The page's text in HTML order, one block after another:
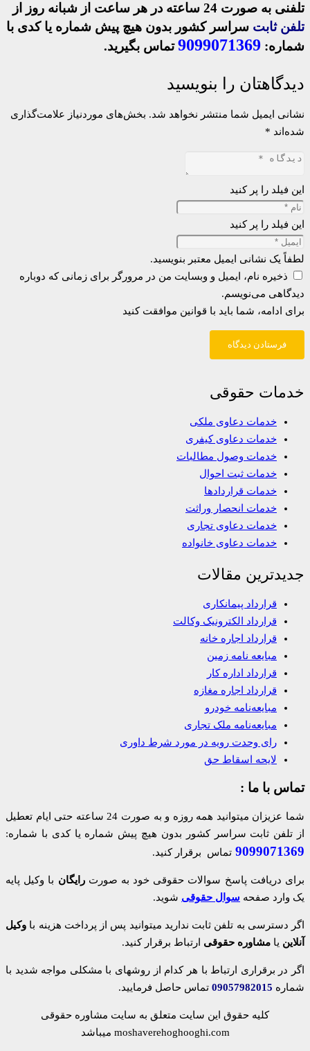
تلفنی به صورت 24 ساعته در هر ساعت از شبانه روز از
تلفن ثابت سراسر کشور بدون هیچ پیش شماره یا کدی با
شماره: 9099071369تماس بگیرید.
دیدگاهتان را بنویسید
نشانی ایمیل شما منتشر نخواهد شد. بخش‌های موردنیاز علامت‌گذاری
شده‌اند *
این فیلد را پر کنید
این فیلد را پر کنید
لطفاً یک نشانی ایمیل معتبر بنویسید.
ذخیره نام، ایمیل و وبسایت من در مرورگر برای زمانی که دوباره
دیدگاهی می‌نویسم.
برای ادامه، شما باید با قوانین موافقت کنید
فرستادن دیدگاه
خدمات حقوقی
خدمات دعاوی ملکی
خدمات دعاوی کیفری
خدمات وصول مطالبات
خدمات ثبت احوال
خدمات قراردادها
خدمات انحصار وراثت
خدمات دعاوی تجاری
خدمات دعاوی خانواده
جدیدترین مقالات
قرارداد پیمانکاری
قرارداد الکترونیک وکالت
قرارداد اجاره خانه
مبایعه نامه زمین
قرارداد اداره کار
قرارداد اجاره مغازه
مبایعه‌نامه خودرو
مبایعه‌نامه ملک تجاری
رای وحدت رویه در مورد شرط داوری
لایحه اسقاط حق
تماس با ما :
شما عزیزان میتوانید همه روزه و به صورت 24 ساعته حتی ایام تعطیل
از تلفن ثابت سراسر کشور بدون هیچ پیش شماره یا کدی با شماره:
9099071369 تماس برقرار کنید.
برای دریافت پاسخ سوالات حقوقی خود به صورت رایگان با وکیل پایه
یک وارد صفحه سوال حقوقی شوید.
اگر دسترسی به تلفن ثابت ندارید میتوانید پس از پرداخت هزینه با وکیل
آنلاین یا مشاوره حقوقی ارتباط برقرار کنید.
اگر در برقراری ارتباط با هر کدام از روشهای با مشکلی مواجه شدید با
شماره 09057982015 تماس حاصل فرمایید.
کلیه حقوق این سایت متعلق به سایت مشاوره حقوقی
moshaverehoghooghi.com میباشد